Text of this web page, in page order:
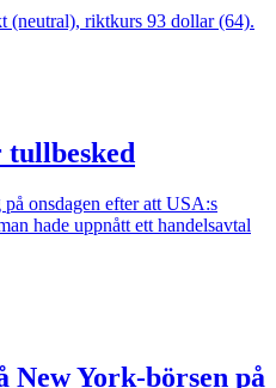
(neutral), riktkurs 93 dollar (64).
onsdagen efter att USA:s
hade uppnått ett handelsavtal
New York-börsen på